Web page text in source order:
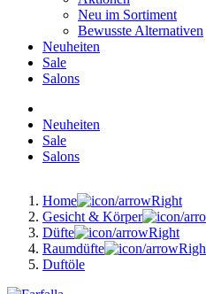
Neu im Sortiment
Bewusste Alternativen
Neuheiten
Sale
Salons
Neuheiten
Sale
Salons
Home
Gesicht & Körper
Düfte
Raumdüfte
Duftöle